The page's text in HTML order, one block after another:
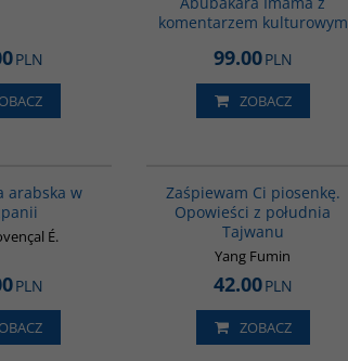
PLN
komentarzem kulturowym
99.00PLN
ZOBACZ
arabska w
É.
PLN
Zaśpiewam Ci piosenkę.
Opowieści z południa
Tajwanu
Yang Fumin
42.00PLN
ZOBACZ